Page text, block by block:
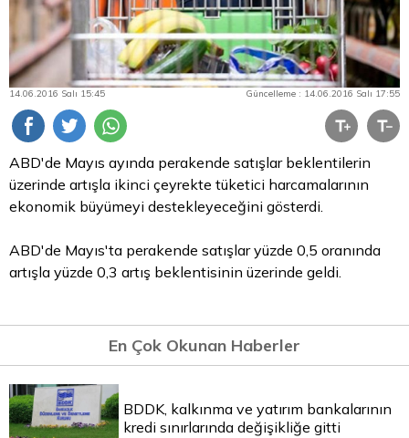
14.06.2016 Salı 15:45 Güncelleme : 14.06.2016 Salı 17:55
ABD'de Mayıs ayında perakende satışlar beklentilerin
üzerinde artışla ikinci çeyrekte tüketici harcamalarının
ekonomik büyümeyi destekleyeceğini gösterdi.
ABD'de Mayıs'ta perakende satışlar yüzde 0,5 oranında
artışla yüzde 0,3 artış beklentisinin üzerinde geldi.
En Çok Okunan Haberler
BDDK, kalkınma ve yatırım bankalarının
kredi sınırlarında değişikliğe gitti